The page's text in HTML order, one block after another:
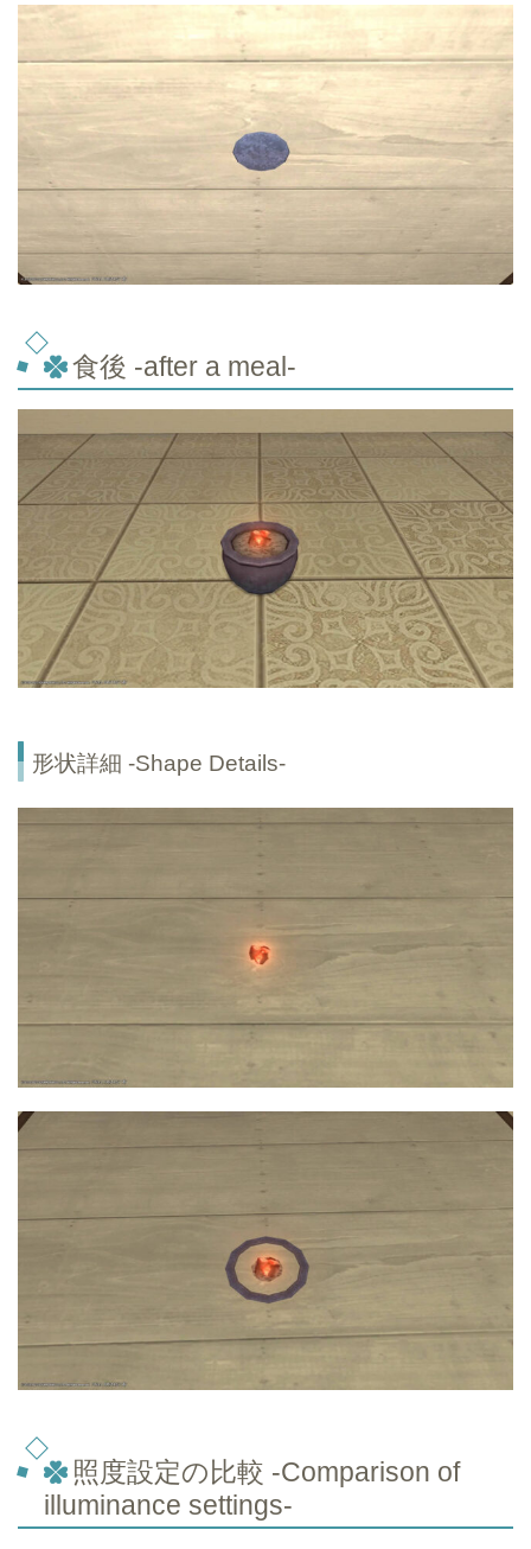
食後 -after a meal-
形状詳細 -Shape Details-
照度設定の比較 -Comparison of
illuminance settings-